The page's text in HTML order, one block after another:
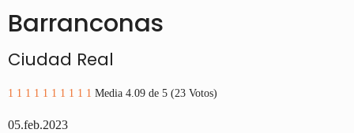
Barranconas
Ciudad Real
1 1 1 1 1 1 1 1 1 1 Media 4.09 de 5 (23 Votos)
05.feb.2023